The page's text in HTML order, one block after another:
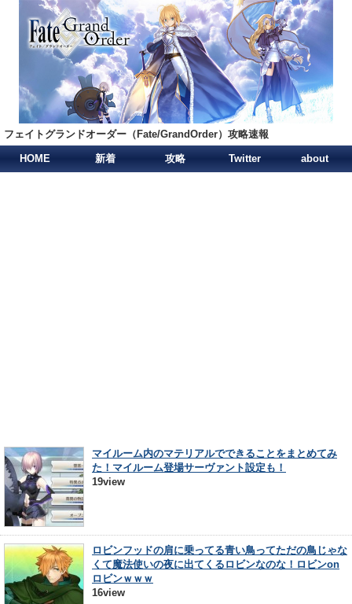
フェイトグランドオーダー（Fate/GrandOrder）攻略速報
HOME 新着 攻略 Twitter about
マイルーム内のマテリアルでできることをまとめてみ
た！マイルーム登場サーヴァント設定も！
19view
ロビンフッドの肩に乗ってる青い鳥ってただの鳥じゃな
くて魔法使いの夜に出てくるロビンなのな！ロビンon
ロビンｗｗｗ
16view